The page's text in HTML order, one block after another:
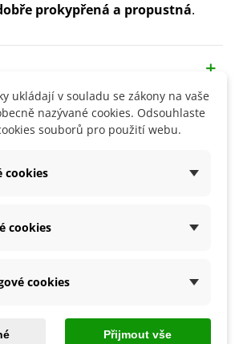
prokypřená a propustná.
Přidat do košíku
ukládají v souladu se zákony na vaše
nazývané cookies. Odsouhlaste
souborů pro použití webu.
cookies
cookies
cookies
Přijmout vše